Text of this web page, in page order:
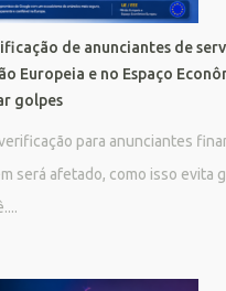
de anunciantes de
Europeia e no Espaço
golpes
para anunciantes
será afetado, como isso evita